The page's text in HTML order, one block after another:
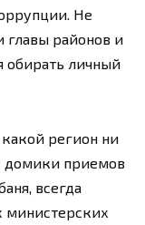
Не
главы районов и
обирать личный
регион ни
домики приемов
всегда
министерских